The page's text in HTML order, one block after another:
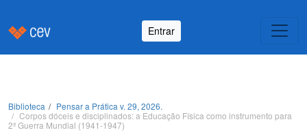
Entrar
Biblioteca
Pensar a Prática v. 29, 2026.
Corpos dóceis e disciplinados: a Educação Física como instrumento para
2ª Guerra Mundial (1941-1947)